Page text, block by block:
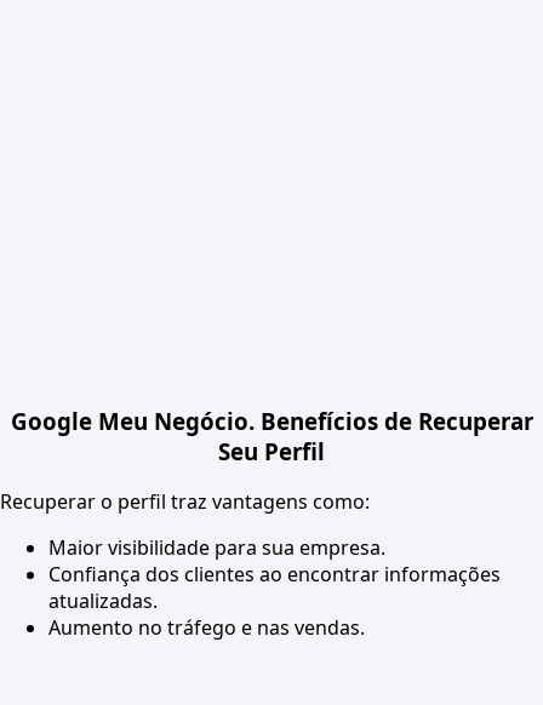
Google Meu Negócio. Benefícios de Recuperar
Seu Perfil
Recuperar o perfil traz vantagens como:
Maior visibilidade para sua empresa.
Confiança dos clientes ao encontrar informações
atualizadas.
Aumento no tráfego e nas vendas.